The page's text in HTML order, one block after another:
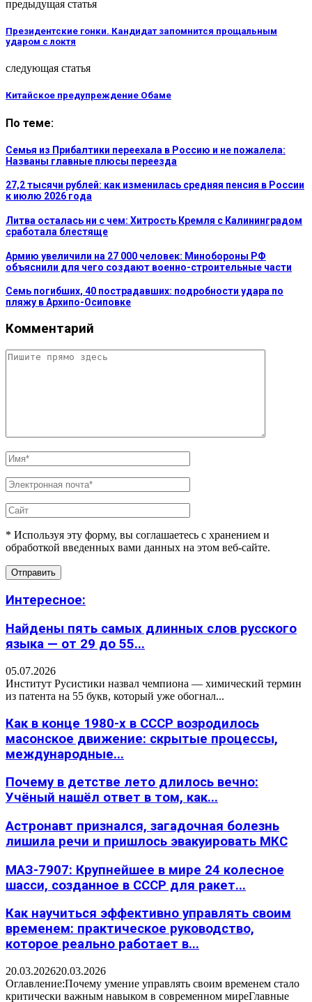
предыдущая статья
Президентские гонки. Кандидат запомнится прощальным
ударом с локтя
следующая статья
Китайское предупреждение Обаме
По теме:
Семья из Прибалтики переехала в Россию и не пожалела:
Названы главные плюсы переезда
27,2 тысячи рублей: как изменилась средняя пенсия в России
к июлю 2026 года
Литва осталась ни с чем: Хитрость Кремля с Калининградом
сработала блестяще
Армию увеличили на 27 000 человек: Минобороны РФ
объяснили для чего создают военно-строительные части
Семь погибших, 40 пострадавших: подробности удара по
пляжу в Архипо-Осиповке
Комментарий
* Используя эту форму, вы соглашаетесь с хранением и
обработкой введенных вами данных на этом веб-сайте.
Интересное:
Найдены пять самых длинных слов русского
языка — от 29 до 55...
05.07.2026
Институт Русистики назвал чемпиона — химический термин
из патента на 55 букв, который уже обогнал...
Как в конце 1980-х в СССР возродилось
масонское движение: скрытые процессы,
международные...
Почему в детстве лето длилось вечно:
Учёный нашёл ответ в том, как...
Астронавт признался, загадочная болезнь
лишила речи и пришлось эвакуировать МКС
МАЗ-7907: Крупнейшее в мире 24 колесное
шасси, созданное в СССР для ракет...
Как научиться эффективно управлять своим
временем: практическое руководство,
которое реально работает в...
20.03.202620.03.2026
Оглавление:Почему умение управлять своим временем стало
критически важным навыком в современном миреГлавные